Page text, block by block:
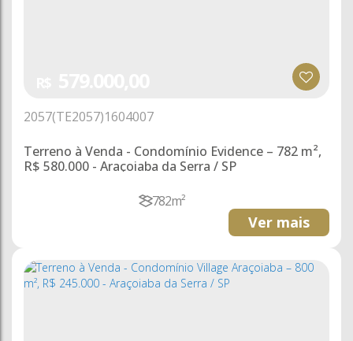
Terreno à Venda - Condomínio Evidence – 782 m²,
R$ 580.000 - Araçoiaba da Serra / SP
2057(TE2057)1604007
782m²
Ver mais